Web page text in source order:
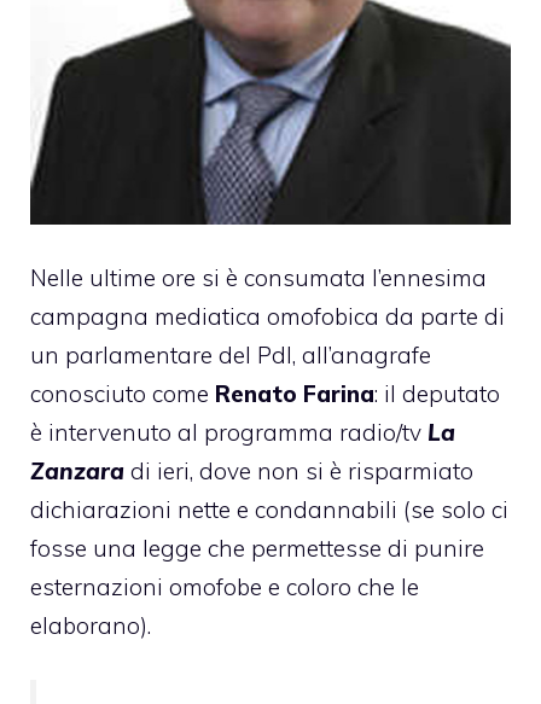
Nelle ultime ore si è consumata l’ennesima
campagna mediatica omofobica da parte di
un parlamentare del Pdl, all’anagrafe
conosciuto come Renato Farina: il deputato
è intervenuto al programma radio/tv La
Zanzara di ieri, dove non si è risparmiato
dichiarazioni nette e condannabili (se solo ci
fosse una legge che permettesse di punire
esternazioni omofobe e coloro che le
elaborano).